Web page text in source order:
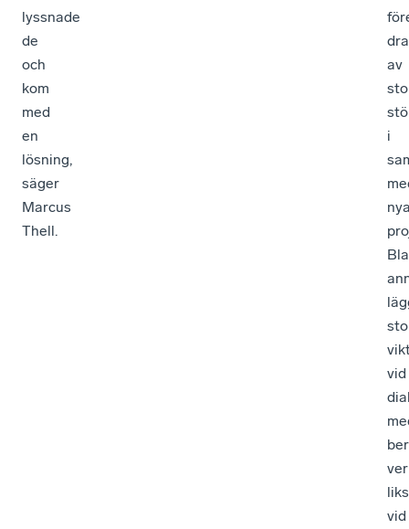
lyssnade
de
och
kom
med
en
lösning,
säger
Marcus
Thell.
av
i
vid
vid